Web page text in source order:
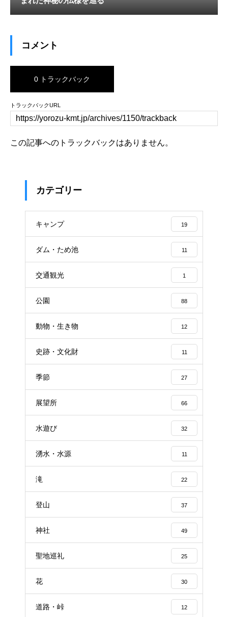
コメント
0 トラックバック
トラックバックURL
この記事へのトラックバックはありません。
カテゴリー
キャンプ 19
ダム・ため池 11
交通観光 1
公園 88
動物・生き物 12
史跡・文化財 11
季節 27
展望所 66
水遊び 32
湧水・水源 11
滝 22
登山 37
神社 49
聖地巡礼 25
花 30
道路・峠 12